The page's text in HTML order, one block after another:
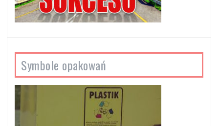
Symbole opakowań